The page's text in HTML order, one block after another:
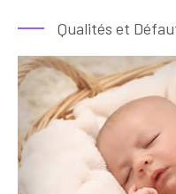
Qualités et